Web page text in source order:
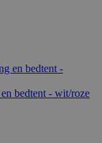
bedtent - wit/roze